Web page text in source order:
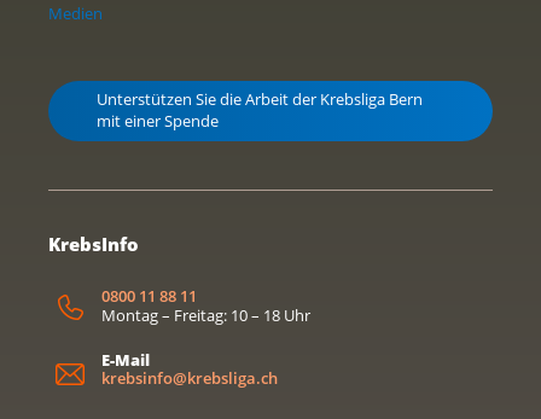
Medien
Unterstützen Sie die Arbeit der Krebsliga Bern
mit einer Spende
KrebsInfo
0800 11 88 11
Montag – Freitag: 10 – 18 Uhr
E-Mail
krebsinfo@krebsliga.ch